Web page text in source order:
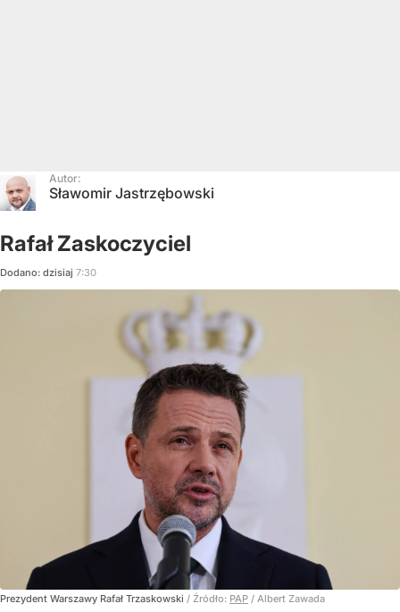
Autor:
Sławomir Jastrzębowski
Rafał Zaskoczyciel
Dodano: dzisiaj 7:30
Prezydent Warszawy Rafał Trzaskowski / Źródło: PAP / Albert Zawada